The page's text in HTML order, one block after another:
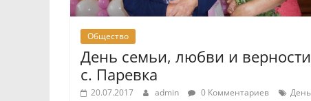
Общество
День семьи, любви и
с. Паревка
20.07.2017 admin 0 Комментариев
День